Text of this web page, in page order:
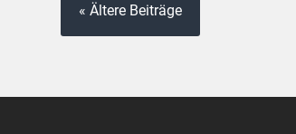
« Ältere Beiträge